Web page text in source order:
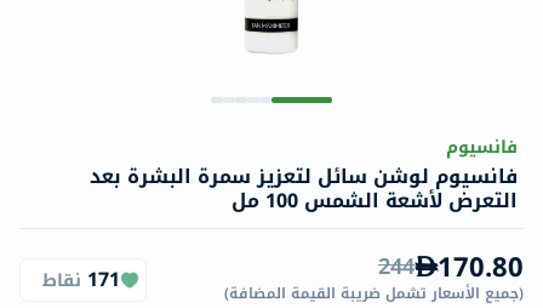
فانسيوم
فانسيوم لوشن سائل لتعزيز سمرة البشرة بعد
التعرض لأشعة الشمس 100 مل
170.80
244
(جميع الأسعار تشمل ضريبة القيمة المضافة)
171 نقاط